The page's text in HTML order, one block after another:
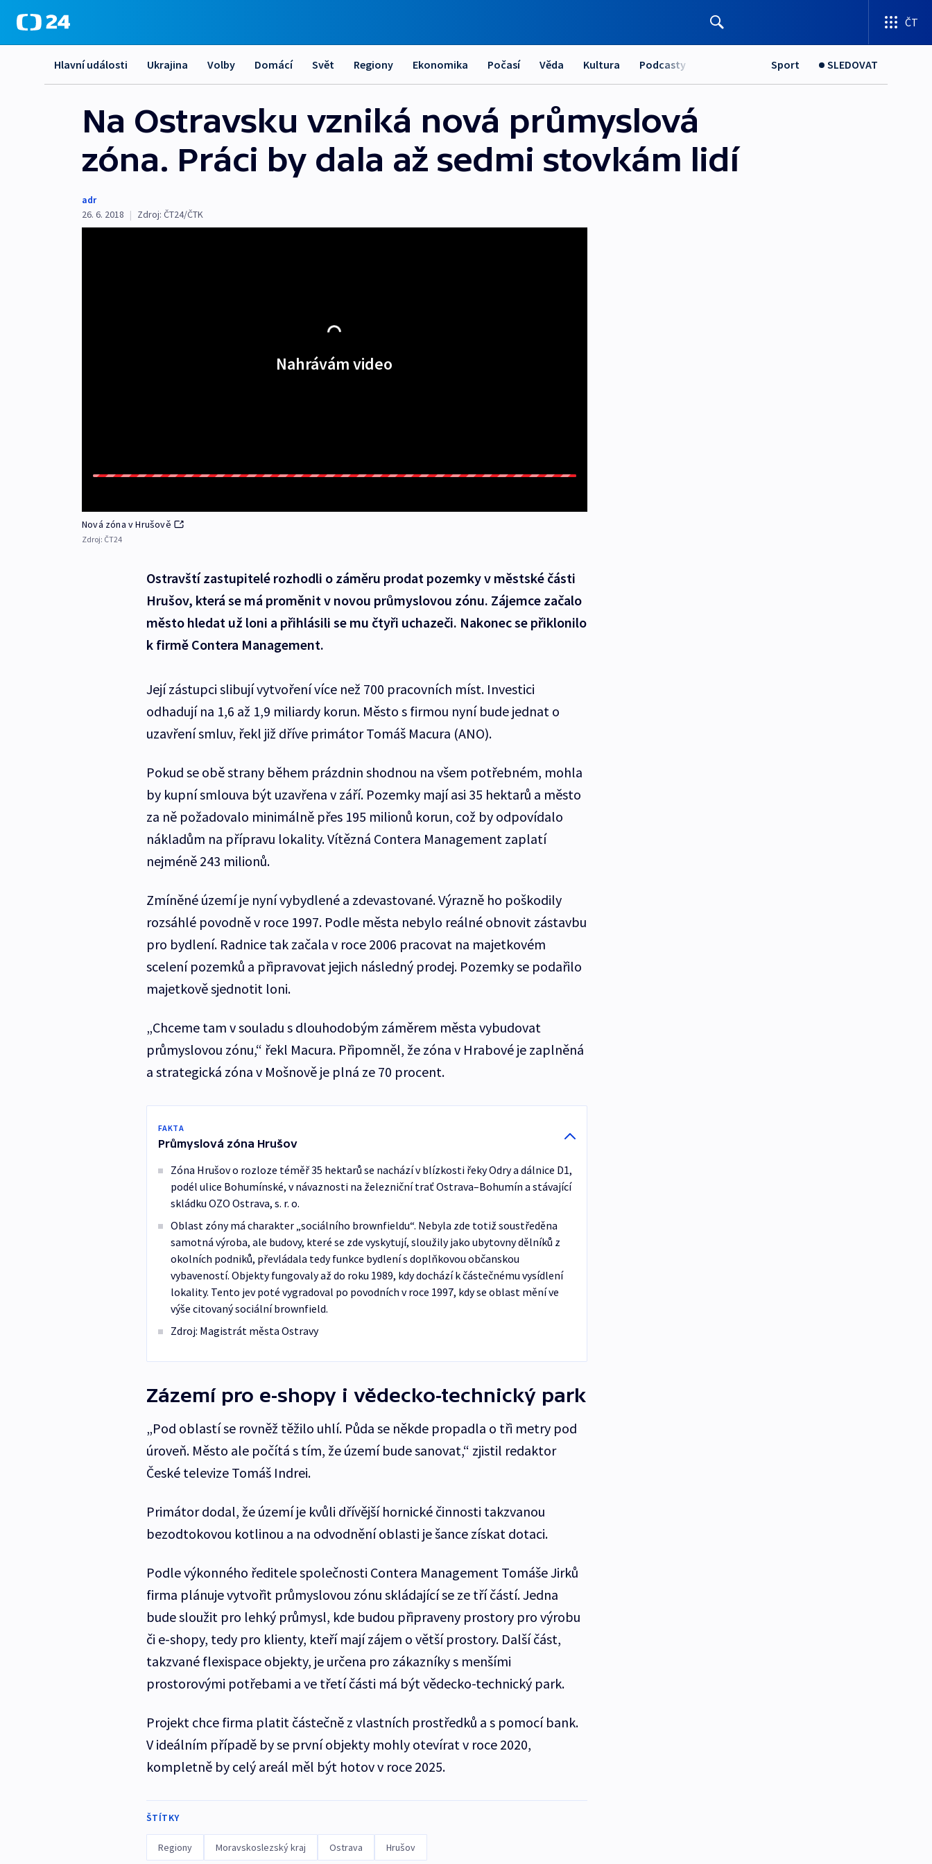
ČT
Hlavní události Ukrajina Volby Domácí Svět Regiony Ekonomika Počasí Věda Kultura Podcasty Sport SLEDOVAT
Na Ostravsku vzniká nová průmyslová
zóna. Práci by dala až sedmi stovkám lidí
adr
26. 6. 2018 | Zdroj: ČT24/ČTK
Nahrávám video
Nová zóna v Hrušově
Zdroj: ČT24
Ostravští zastupitelé rozhodli o záměru prodat pozemky v městské části
Hrušov, která se má proměnit v novou průmyslovou zónu. Zájemce začalo
město hledat už loni a přihlásili se mu čtyři uchazeči. Nakonec se přiklonilo
k firmě Contera Management.
Její zástupci slibují vytvoření více než 700 pracovních míst. Investici
odhadují na 1,6 až 1,9 miliardy korun. Město s firmou nyní bude jednat o
uzavření smluv, řekl již dříve primátor Tomáš Macura (ANO).
Pokud se obě strany během prázdnin shodnou na všem potřebném, mohla
by kupní smlouva být uzavřena v září. Pozemky mají asi 35 hektarů a město
za ně požadovalo minimálně přes 195 milionů korun, což by odpovídalo
nákladům na přípravu lokality. Vítězná Contera Management zaplatí
nejméně 243 milionů.
Zmíněné území je nyní vybydlené a zdevastované. Výrazně ho poškodily
rozsáhlé povodně v roce 1997. Podle města nebylo reálné obnovit zástavbu
pro bydlení. Radnice tak začala v roce 2006 pracovat na majetkovém
scelení pozemků a připravovat jejich následný prodej. Pozemky se podařilo
majetkově sjednotit loni.
„Chceme tam v souladu s dlouhodobým záměrem města vybudovat
průmyslovou zónu,“ řekl Macura. Připomněl, že zóna v Hrabové je zaplněná
a strategická zóna v Mošnově je plná ze 70 procent.
FAKTA
Průmyslová zóna Hrušov
Zóna Hrušov o rozloze téměř 35 hektarů se nachází v blízkosti řeky Odry a dálnice D1,
podél ulice Bohumínské, v návaznosti na železniční trať Ostrava–Bohumín a stávající
skládku OZO Ostrava, s. r. o.
Oblast zóny má charakter „sociálního brownfieldu“. Nebyla zde totiž soustředěna
samotná výroba, ale budovy, které se zde vyskytují, sloužily jako ubytovny dělníků z
okolních podniků, převládala tedy funkce bydlení s doplňkovou občanskou
vybaveností. Objekty fungovaly až do roku 1989, kdy dochází k částečnému vysídlení
lokality. Tento jev poté vygradoval po povodních v roce 1997, kdy se oblast mění ve
výše citovaný sociální brownfield.
Zdroj: Magistrát města Ostravy
Zázemí pro e-shopy i vědecko-technický park
„Pod oblastí se rovněž těžilo uhlí. Půda se někde propadla o tři metry pod
úroveň. Město ale počítá s tím, že území bude sanovat,“ zjistil redaktor
České televize Tomáš Indrei.
Primátor dodal, že území je kvůli dřívější hornické činnosti takzvanou
bezodtokovou kotlinou a na odvodnění oblasti je šance získat dotaci.
Podle výkonného ředitele společnosti Contera Management Tomáše Jirků
firma plánuje vytvořit průmyslovou zónu skládající se ze tří částí. Jedna
bude sloužit pro lehký průmysl, kde budou připraveny prostory pro výrobu
či e-shopy, tedy pro klienty, kteří mají zájem o větší prostory. Další část,
takzvané flexispace objekty, je určena pro zákazníky s menšími
prostorovými potřebami a ve třetí části má být vědecko-technický park.
Projekt chce firma platit částečně z vlastních prostředků a s pomocí bank.
V ideálním případě by se první objekty mohly otevírat v roce 2020,
kompletně by celý areál měl být hotov v roce 2025.
ŠTÍTKY
Regiony Moravskoslezský kraj Ostrava Hrušov